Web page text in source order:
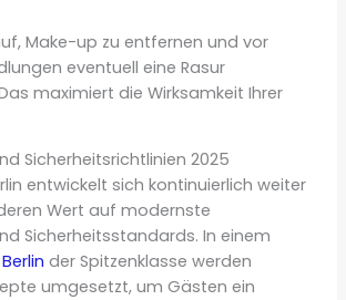
Make-up zu entfernen und vor
eventuell eine Rasur
maximiert die Wirksamkeit Ihrer
Sicherheitsrichtlinien 2025
entwickelt sich kontinuierlich weiter
Wert auf modernste
Sicherheitsstandards. In einem
der Spitzenklasse werden
umgesetzt, um Gästen ein